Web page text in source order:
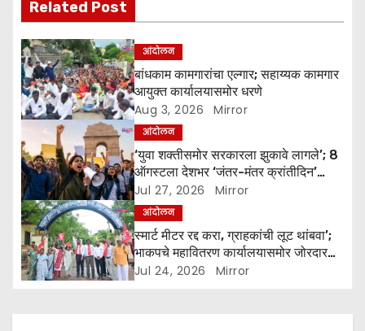
i
g
a
t
i
o
n
Related Post
आंदोलन
बांधकाम कामगारांचा एल्गार; सहाय्यक कामगार
आयुक्त कार्यालयासमोर धरणे
Aug 3, 2026 Mirror
आंदोलन
‘युवा शक्तीसमोर सरकारला झुकावे लागले’; 8
ऑगस्टला देशभर ‘जंतर-मंतर क्रांतीदिन’
पाळण्याचे आवाहन
Jul 27, 2026 Mirror
आंदोलन
स्मार्ट मीटर रद्द करा, ग्राहकांची लूट थांबवा’;
भाकपचे महावितरण कार्यालयासमोर जोरदार
निदर्शने
Jul 24, 2026 Mirror